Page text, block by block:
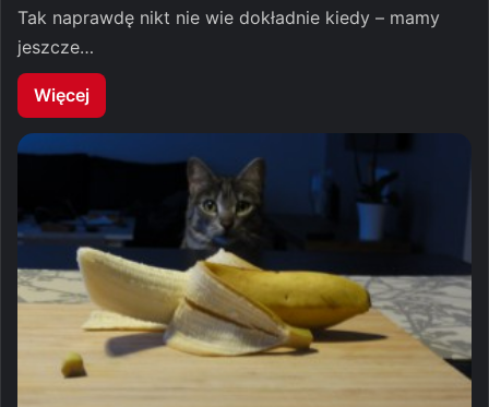
Tak naprawdę nikt nie wie dokładnie kiedy – mamy
jeszcze…
Więcej